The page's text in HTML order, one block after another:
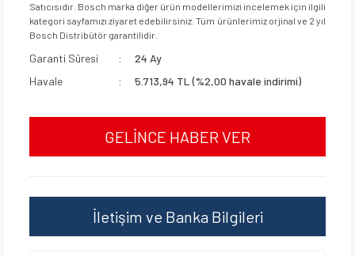
Satıcısıdır. Bosch marka diğer ürün modellerimizi incelemek için ilgili
kategori sayfamızı ziyaret edebilirsiniz. Tüm ürünlerimiz orjinal ve 2 yıl
Bosch Distribütör garantilidir.
Garanti Süresi
24 Ay
Havale
5.713,94 TL (%2,00 havale indirimi)
GELİNCE HABER VER
İletişim ve Banka Bilgileri